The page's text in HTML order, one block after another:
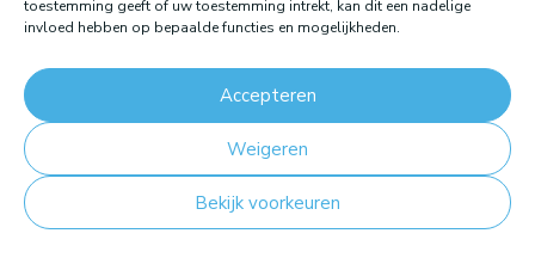
toestemming geeft of uw toestemming intrekt, kan dit een nadelige
invloed hebben op bepaalde functies en mogelijkheden.
Accepteren
Weigeren
Bekijk voorkeuren
Website gemaakt door: LOEQ